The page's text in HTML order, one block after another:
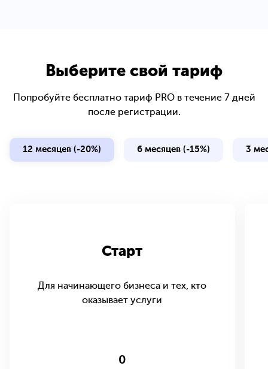
Выберите свой тариф
Попробуйте бесплатно тариф PRO в течение 7 дней
после регистрации.
12 месяцев (-20%) 6 месяцев (-15%) 3
Старт
Для начинающего бизнеса и тех, кто
оказывает услуги
0